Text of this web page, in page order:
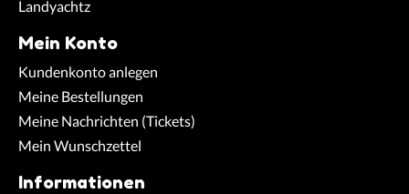
Landyachtz
Mein Konto
Kundenkonto anlegen
Meine Bestellungen
Meine Nachrichten (Tickets)
Mein Wunschzettel
Informationen